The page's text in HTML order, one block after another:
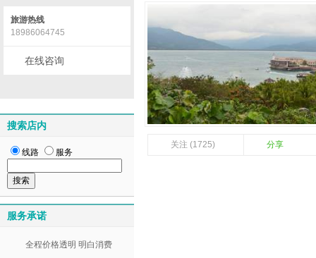
关注 (1725) 分享
旅游热线
18986064745
在线咨询
搜索店内
线路 服务
服务承诺
全程价格透明 明白消费